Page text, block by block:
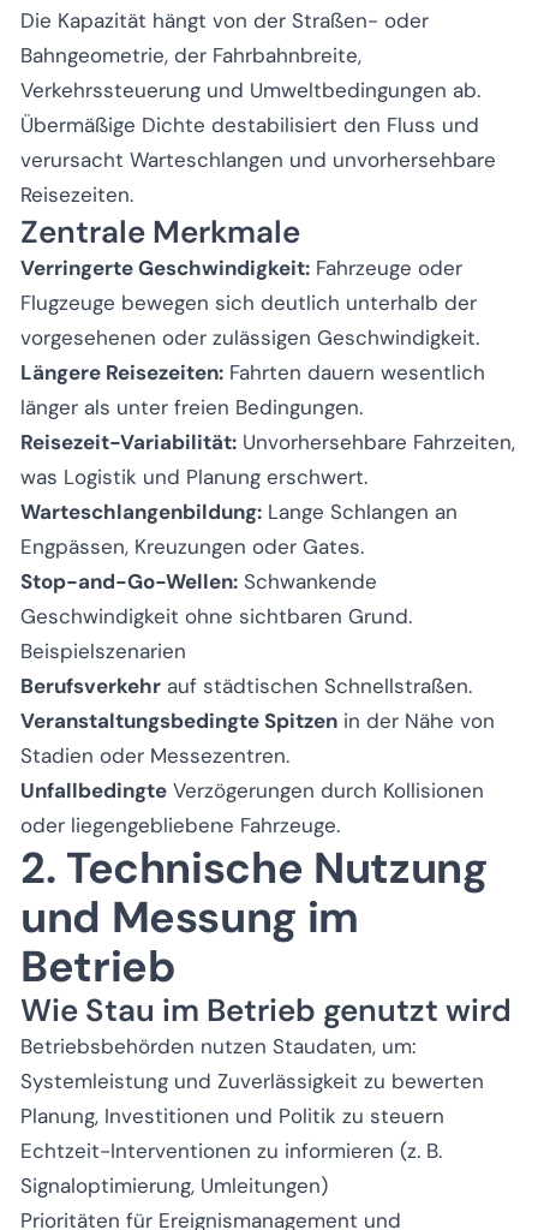
Die Kapazität hängt von der Straßen- oder
Bahngeometrie, der Fahrbahnbreite,
Verkehrssteuerung und Umweltbedingungen ab.
Übermäßige Dichte destabilisiert den Fluss und
verursacht Warteschlangen und unvorhersehbare
Reisezeiten.
Zentrale Merkmale
Verringerte Geschwindigkeit: Fahrzeuge oder
Flugzeuge bewegen sich deutlich unterhalb der
vorgesehenen oder zulässigen Geschwindigkeit.
Längere Reisezeiten: Fahrten dauern wesentlich
länger als unter freien Bedingungen.
Reisezeit-Variabilität: Unvorhersehbare Fahrzeiten,
was Logistik und Planung erschwert.
Warteschlangenbildung: Lange Schlangen an
Engpässen, Kreuzungen oder Gates.
Stop-and-Go-Wellen: Schwankende
Geschwindigkeit ohne sichtbaren Grund.
Beispielszenarien
Berufsverkehr auf städtischen Schnellstraßen.
Veranstaltungsbedingte Spitzen in der Nähe von
Stadien oder Messezentren.
Unfallbedingte Verzögerungen durch Kollisionen
oder liegengebliebene Fahrzeuge.
2. Technische Nutzung
und Messung im
Betrieb
Wie Stau im Betrieb genutzt wird
Betriebsbehörden nutzen Staudaten, um:
Systemleistung und Zuverlässigkeit zu bewerten
Planung, Investitionen und Politik zu steuern
Echtzeit-Interventionen zu informieren (z. B.
Signaloptimierung, Umleitungen)
Prioritäten für Ereignismanagement und